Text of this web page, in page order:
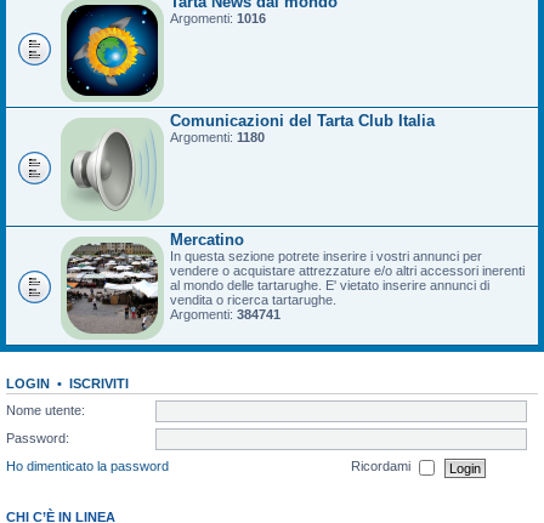
Argomenti: 1016
Comunicazioni del Tarta Club Italia
Argomenti: 1180
Mercatino
In questa sezione potrete inserire i vostri annunci per
vendere o acquistare attrezzature e/o altri accessori inerenti
al mondo delle tartarughe. E' vietato inserire annunci di
vendita o ricerca tartarughe.
Argomenti: 384741
LOGIN • ISCRIVITI
Nome utente:
Password:
Ho dimenticato la password
Ricordami
CHI C’È IN LINEA